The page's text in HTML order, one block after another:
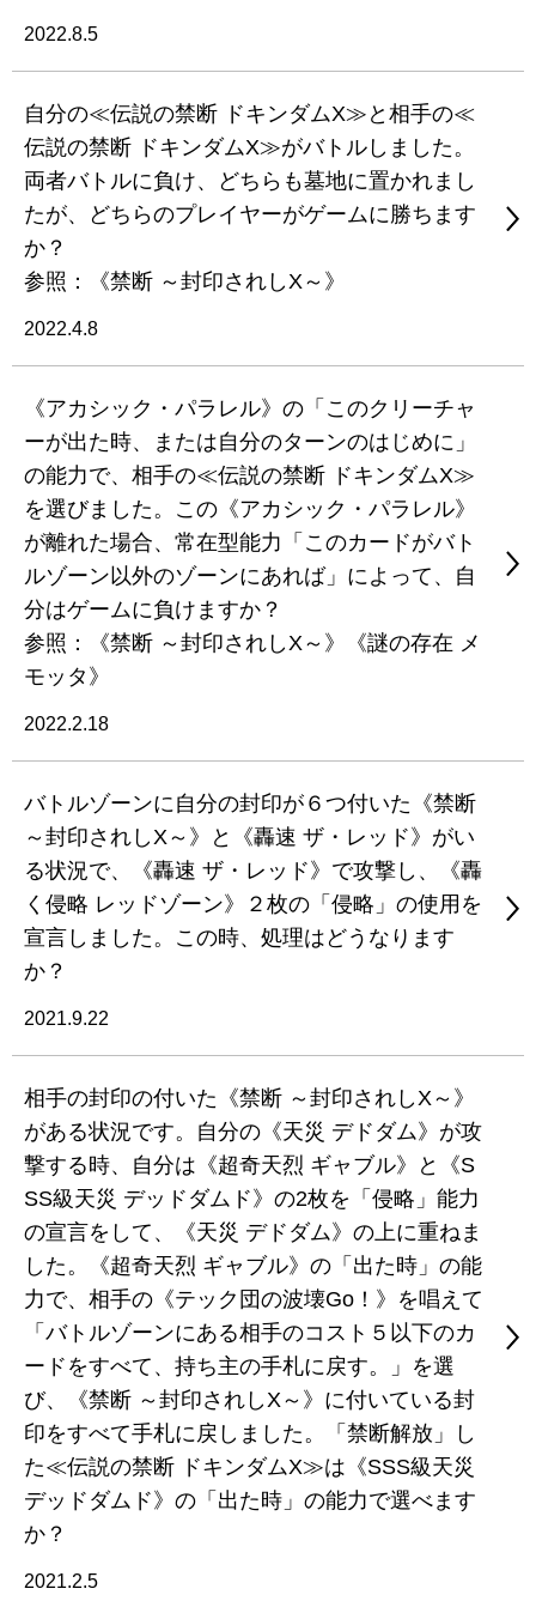
2022.8.5
自分の≪伝説の禁断 ドキンダムX≫と相手の≪
伝説の禁断 ドキンダムX≫がバトルしました。
両者バトルに負け、どちらも墓地に置かれまし
たが、どちらのプレイヤーがゲームに勝ちます
か？
参照：《禁断 ～封印されしX～》
2022.4.8
《アカシック・パラレル》の「このクリーチャ
ーが出た時、または自分のターンのはじめに」
の能力で、相手の≪伝説の禁断 ドキンダムX≫
を選びました。この《アカシック・パラレル》
が離れた場合、常在型能力「このカードがバト
ルゾーン以外のゾーンにあれば」によって、自
分はゲームに負けますか？
参照：《禁断 ～封印されしX～》《謎の存在 メ
モッタ》
2022.2.18
バトルゾーンに自分の封印が６つ付いた《禁断
～封印されしX～》と《轟速 ザ・レッド》がい
る状況で、《轟速 ザ・レッド》で攻撃し、《轟
く侵略 レッドゾーン》２枚の「侵略」の使用を
宣言しました。この時、処理はどうなります
か？
2021.9.22
相手の封印の付いた《禁断 ～封印されしX～》
がある状況です。自分の《天災 デドダム》が攻
撃する時、自分は《超奇天烈 ギャブル》と《S
SS級天災 デッドダムド》の2枚を「侵略」能力
の宣言をして、《天災 デドダム》の上に重ねま
した。《超奇天烈 ギャブル》の「出た時」の能
力で、相手の《テック団の波壊Go！》を唱えて
「バトルゾーンにある相手のコスト５以下のカ
ードをすべて、持ち主の手札に戻す。」を選
び、《禁断 ～封印されしX～》に付いている封
印をすべて手札に戻しました。「禁断解放」し
た≪伝説の禁断 ドキンダムX≫は《SSS級天災
デッドダムド》の「出た時」の能力で選べます
か？
2021.2.5